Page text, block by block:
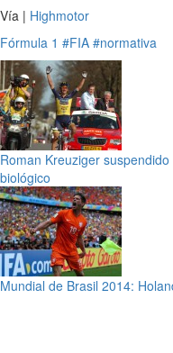
Vía | Highmotor
Fórmula 1 #FIA #normativa
Roman Kreuziger
biológico
Mundial de Brasil 2014: